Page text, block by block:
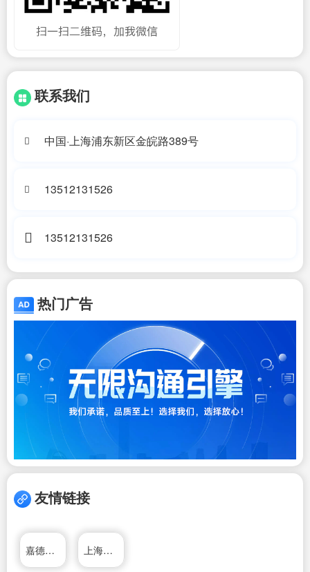
联系我们
中国·上海浦东新区金皖路389号
13512131526
13512131526
热门广告
友情链接
嘉德移民 上海善达公关公司